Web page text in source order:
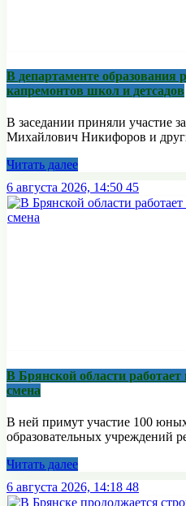
В департаменте образования
капремонтов школ и детсадов
В заседании приняли участие
Михайлович Никифоров и
Читать далее
6 августа 2026, 14:50 45
В Брянской области
смена
В ней примут участие 100
образовательных учреждений
Читать далее
6 августа 2026, 14:18 48